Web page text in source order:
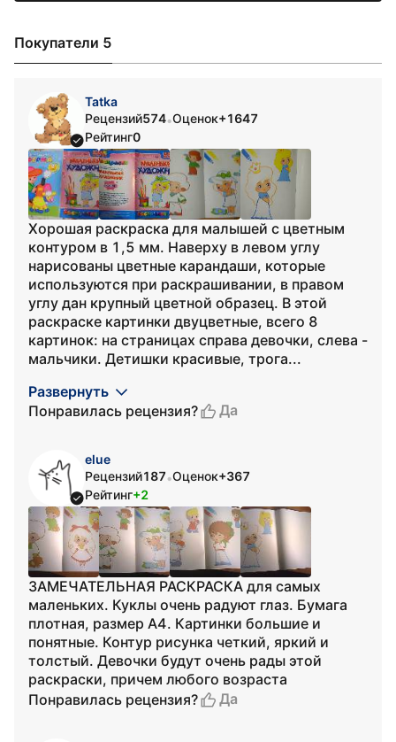
Покупатели 5
Tatka
Рецензий574•Оценок+1647
Рейтинг0
Хорошая раскраска для малышей с цветным
контуром в 1,5 мм. Наверху в левом углу
нарисованы цветные карандаши, которые
используются при раскрашивании, в правом
углу дан крупный цветной образец. В этой
раскраске картинки двуцветные, всего 8
картинок: на страницах справа девочки, слева -
мальчики. Детишки красивые, трога...
Развернуть
Понравилась рецензия?
Да
elue
Рецензий187•Оценок+367
Рейтинг+2
ЗАМЕЧАТЕЛЬНАЯ РАСКРАСКА для самых
маленьких. Куклы очень радуют глаз. Бумага
плотная, размер А4. Картинки большие и
понятные. Контур рисунка четкий, яркий и
толстый. Девочки будут очень рады этой
раскраски, причем любого возраста
Понравилась рецензия?
Да